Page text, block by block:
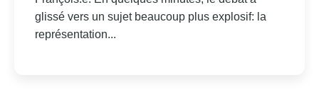
glissé vers un sujet beaucoup plus explosif: la
représentation...